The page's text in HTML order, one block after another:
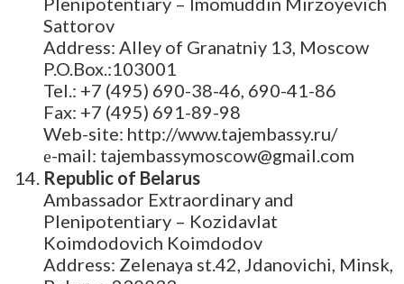
Sattorov
Address: Alley of Granatniy 13, Moscow
P.O.Box.:103001
Tel.: +7 (495) 690-38-46, 690-41-86
Fax: +7 (495) 691-89-98
Web-site: http://www.tajembassy.ru/
е-mail: tajembassymoscow@gmail.com
Republic of Belarus
Ambassador Extraordinary and
Plenipotentiary – Kozidavlat
Koimdodovich Koimdodov
Address: Zelenaya st.42, Jdanovichi, Minsk,